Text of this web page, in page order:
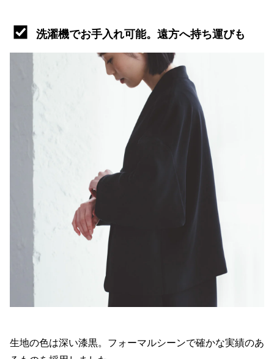
洗濯機でお手入れ可能。遠方へ持ち運びも
生地の色は深い漆黒。フォーマルシーンで確かな実績のあ